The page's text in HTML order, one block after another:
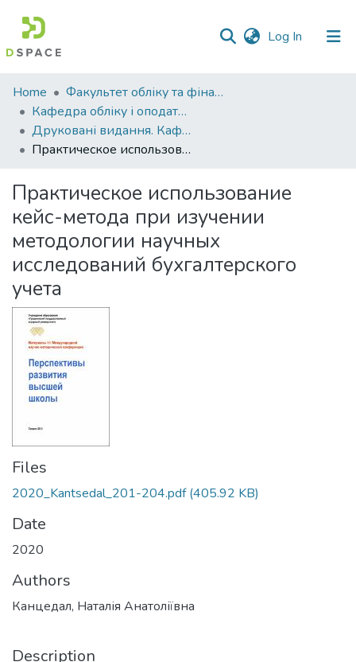
Log In (current)
Communities
&
Collections
All of DSpace
Statistics
Home
Факультет обліку та фінансів
Кафедра обліку і оподаткування
Друковані видання. Кафедра обліку і оподаткування
Практическое использование кейс-метода при изучении методологии научных исследований бухгалтерского учета
Практическое использование
кейс-метода при изучении
методологии научных
исследований бухгалтерского
учета
Files
2020_Kantsedal_201-204.pdf(405.92 KB)
Date
2020
Authors
Канцедал, Наталія Анатоліївна
Description